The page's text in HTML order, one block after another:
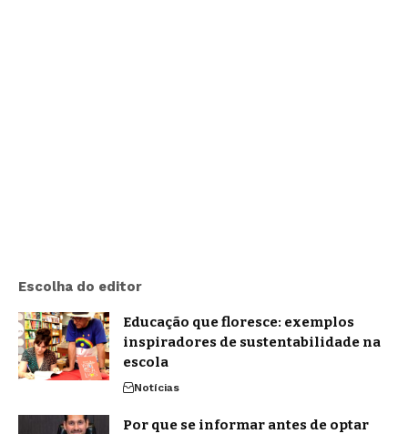
Escolha do editor
Educação que floresce: exemplos
inspiradores de sustentabilidade na
escola
Notícias
Por que se informar antes de optar